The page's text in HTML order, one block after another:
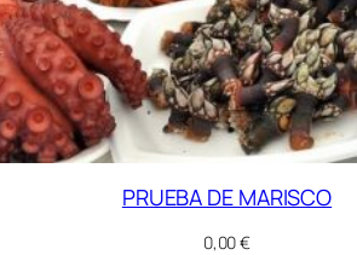
PRUEBA DE MARISCO
0,00€